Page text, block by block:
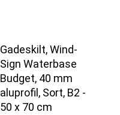
Gadeskilt, Wind-
Sign Waterbase
Budget, 40 mm
aluprofil, Sort, B2 -
50 x 70 cm